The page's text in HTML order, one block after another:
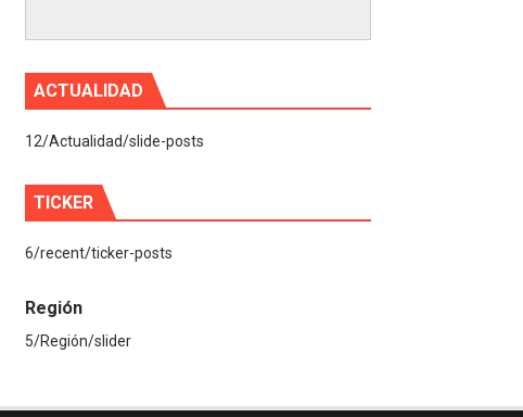
ACTUALIDAD
12/Actualidad/slide-posts
TICKER
6/recent/ticker-posts
Región
5/Región/slider